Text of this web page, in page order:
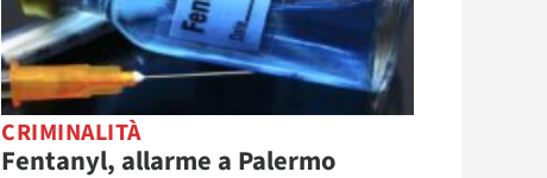
CRIMINALITÀ
Fentanyl, allarme a Palermo